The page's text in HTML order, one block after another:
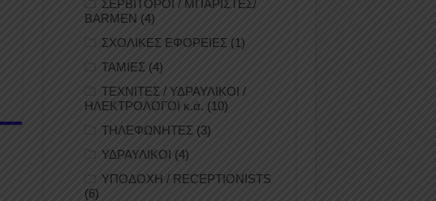
ΣΕΡΒΙΤΟΡΟΙ / ΜΠΑΡΙΣΤΕΣ/
BARMEN (4)
ΣΧΟΛΙΚΕΣ ΕΦΟΡΕΙΕΣ (1)
ΤΑΜΙΕΣ (4)
ΤΕΧΝΙΤΕΣ / ΥΔΡΑΥΛΙΚΟΙ /
ΗΛΕΚΤΡΟΛΟΓΟΙ κ.ά. (10)
ΤΗΛΕΦΩΝΗΤΕΣ (3)
ΥΔΡΑΥΛΙΚΟΙ (4)
ΥΠΟΔΟΧΗ / RECEPTIONISTS
(6)